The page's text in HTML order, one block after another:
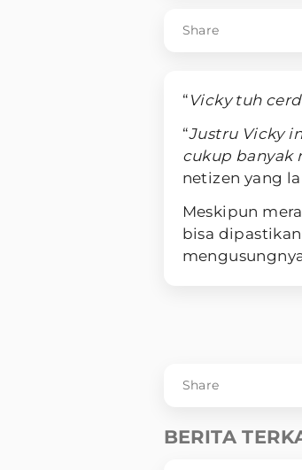
Share
“ Vicky tuh
“Justru Vicky
cukup banyak
netizen yang
Meskipun
bisa
Share
BERITA